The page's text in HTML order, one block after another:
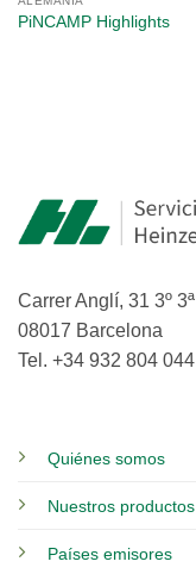
PiNCAMP Highlights
Carrer Anglí, 31 3º 3ª
08017 Barcelona
Tel. +34 932 804 044
Quiénes somos
Nuestros productos
Países emisores